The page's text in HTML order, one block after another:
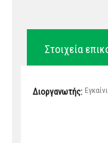
Στοιχεία
Διοργανωτής: